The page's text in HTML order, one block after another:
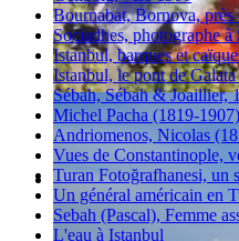
Bournabat, Bornova,
Sociadhes, photographe
Istanbul, barques et
Istanbul, le pont de
Sébah, Sébah & Joaillier,
Michel Pacha (1819-
Andriomenos, Nicolas
Vues de Constantinople,
Turan Fotoğrafhanesi, un
Un général américain en
Sebah (Pascal), Femme
L'eau à Istanbul